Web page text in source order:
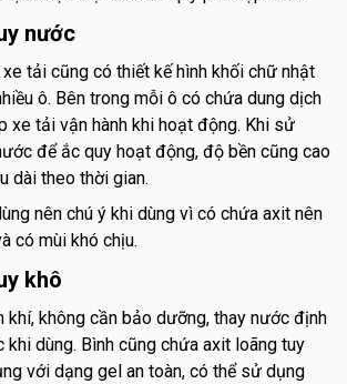
nước
tải cũng có thiết kế hình khối chữ nhật
ô. Bên trong mỗi ô có chứa dung dịch
xe tải vận hành khi hoạt động. Khi sử
để ắc quy hoạt động, độ bền cũng cao
dài theo thời gian.
nên chú ý khi dùng vì có chứa axit nên
có mùi khó chịu.
khô
khí, không cần bảo dưỡng, thay nước định
khi dùng. Bình cũng chứa axit loãng tuy
với dạng gel an toàn, có thể sử dụng